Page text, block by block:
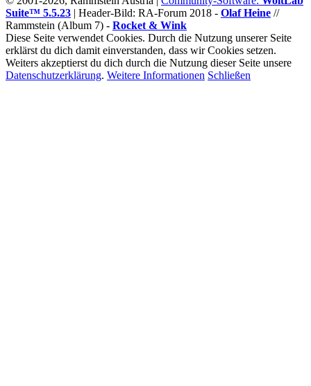
Suite™ 5.5.23 | Header-Bild: RA-Forum 2018 - Olaf Heine //
Rammstein (Album 7) - Rocket & Wink
Diese Seite verwendet Cookies. Durch die Nutzung unserer Seite
erklärst du dich damit einverstanden, dass wir Cookies setzen.
Weiters akzeptierst du dich durch die Nutzung dieser Seite unsere
Datenschutzerklärung. Weitere Informationen Schließen